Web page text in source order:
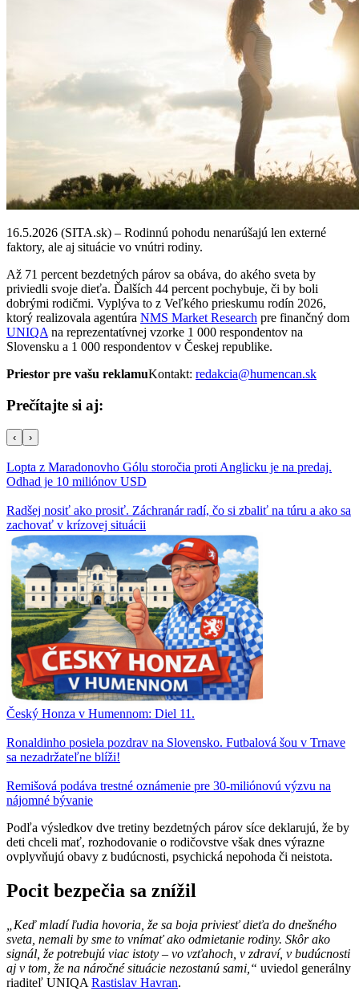
16.5.2026 (SITA.sk) – Rodinnú pohodu nenarúšajú len externé
faktory, ale aj situácie vo vnútri rodiny.
Až 71 percent bezdetných párov sa obáva, do akého sveta by
priviedli svoje dieťa. Ďalších 44 percent pochybuje, či by boli
dobrými rodičmi. Vyplýva to z Veľkého prieskumu rodín 2026,
ktorý realizovala agentúra NMS Market Research pre finančný dom
UNIQA na reprezentatívnej vzorke 1 000 respondentov na
Slovensku a 1 000 respondentov v Českej republike.
Priestor pre vašu reklamuKontakt: redakcia@humencan.sk
Prečítajte si aj:
‹ ›
Lopta z Maradonovho Gólu storočia proti Anglicku je na predaj.
Odhad je 10 miliónov USD
Radšej nosiť ako prosiť. Záchranár radí, čo si zbaliť na túru a ako sa
zachovať v krízovej situácii
Český Honza v Humennom: Diel 11.
Ronaldinho posiela pozdrav na Slovensko. Futbalová šou v Trnave
sa nezadržateľne blíži!
Remišová podáva trestné oznámenie pre 30-miliónovú výzvu na
nájomné bývanie
Podľa výsledkov dve tretiny bezdetných párov síce deklarujú, že by
deti chceli mať, rozhodovanie o rodičovstve však dnes výrazne
ovplyvňujú obavy z budúcnosti, psychická nepohoda či neistota.
Pocit bezpečia sa znížil
„Keď mladí ľudia hovoria, že sa boja priviesť dieťa do dnešného
sveta, nemali by sme to vnímať ako odmietanie rodiny. Skôr ako
signál, že potrebujú viac istoty – vo vzťahoch, v zdraví, v budúcnosti
aj v tom, že na náročné situácie nezostanú sami,“ uviedol generálny
riaditeľ UNIQA Rastislav Havran.